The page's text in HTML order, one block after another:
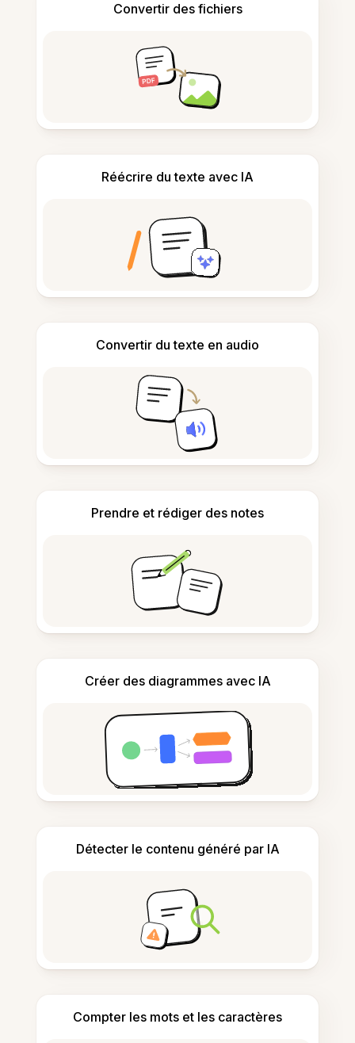
Convertir des fichiers
Réécrire du texte avec IA
Convertir du texte en audio
Prendre et rédiger des notes
Créer des diagrammes avec IA
Détecter le contenu généré par IA
Compter les mots et les caractères